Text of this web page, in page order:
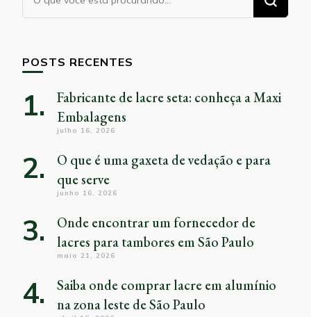
algo?
POSTS RECENTES
Fabricante de lacre seta: conheça a Maxi
Embalagens
julho 16, 2026
O que é uma gaxeta de vedação e para
que serve
junho 16, 2026
Onde encontrar um fornecedor de
lacres para tambores em São Paulo
maio 21, 2026
Saiba onde comprar lacre em alumínio
na zona leste de São Paulo